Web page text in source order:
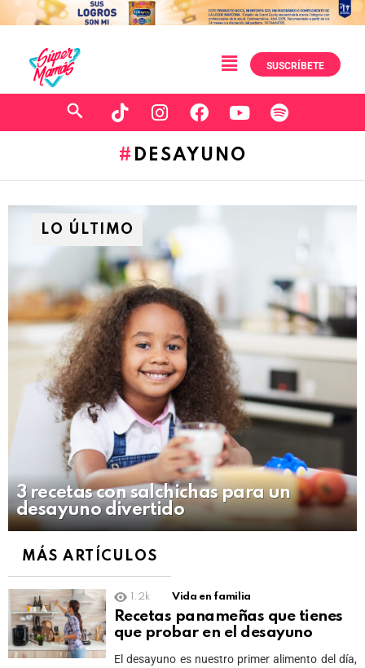
SUSCRÍBETE
DESAYUNO
LO ÚLTIMO
3 recetas con salchichas para un
desayuno divertido
MÁS ARTÍCULOS
1.2k Vida en familia
Recetas panameñas que tienes
que probar en el desayuno
El desayuno es nuestro primer alimento del día,